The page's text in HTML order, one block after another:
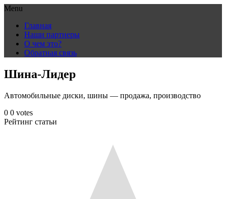
Menu
content
Главная
Наши партнеры
О чем это?
Обратная связь
Шина-Лидер
Автомобильные диски, шины — продажа, производство
0 0 votes
Рейтинг статьи